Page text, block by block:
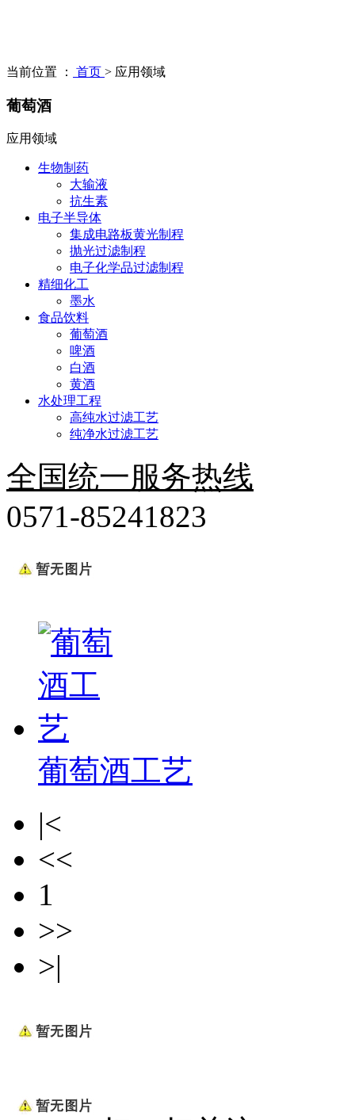
当前位置 ： 首页 > 应用领域
葡萄酒
应用领域
生物制药
大输液
抗生素
电子半导体
集成电路板黄光制程
抛光过滤制程
电子化学品过滤制程
精细化工
墨水
食品饮料
葡萄酒
啤酒
白酒
黄酒
水处理工程
高纯水过滤工艺
纯净水过滤工艺
全国统一服务热线
0571-85241823
葡萄酒工艺
|<
<<
1
>>
>|